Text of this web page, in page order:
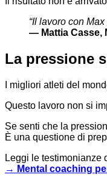
“Il lavoro con
— Mattia Casse,
La pressione
I migliori atleti del
Questo lavoro non si
Se senti che la
È una questione di
Leggi le testimonianze
→ Mental coaching